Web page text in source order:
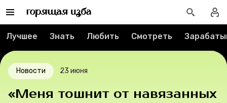
Спецпроекты
Вакансии
Контакты
О проекте
Лучшее Знать Любить Смотреть
Новости 23 июня
«Меня тошнит от навязанных